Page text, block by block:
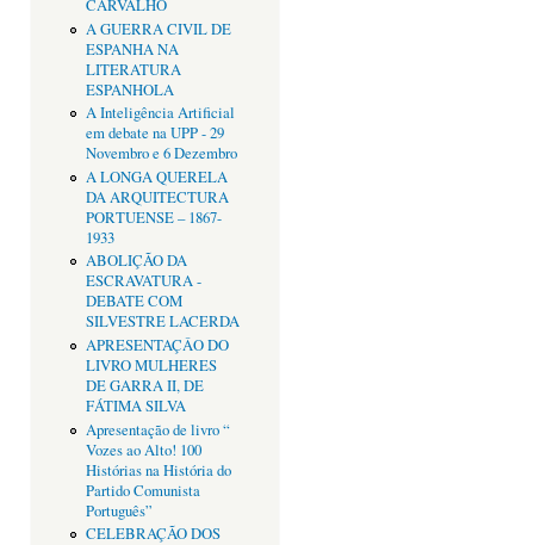
CARVALHO
A GUERRA CIVIL DE
ESPANHA NA
LITERATURA
ESPANHOLA
A Inteligência Artificial
em debate na UPP - 29
Novembro e 6 Dezembro
A LONGA QUERELA
DA ARQUITECTURA
PORTUENSE – 1867-
1933
ABOLIÇÃO DA
ESCRAVATURA -
DEBATE COM
SILVESTRE LACERDA
APRESENTAÇÂO DO
LIVRO MULHERES
DE GARRA II, DE
FÁTIMA SILVA
Apresentação de livro “
Vozes ao Alto! 100
Histórias na História do
Partido Comunista
Português”
CELEBRAÇÃO DOS